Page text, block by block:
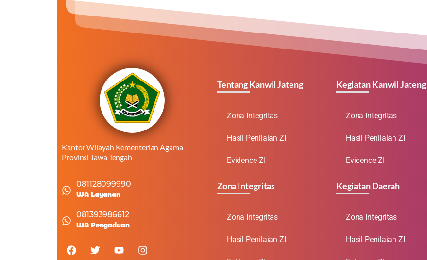
Kantor Wilayah Kementerian Agama
Provinsi Jawa Tengah
081128099990
WA Layanan
081393986612
WA Pengaduan
Tentang Kanwil Jateng
Zona Integritas
Hasil Penilaian ZI
Evidence ZI
Zona Integritas
Zona Integritas
Hasil Penilaian ZI
Kegiatan Kanwil Jateng
Zona Integritas
Hasil Penilaian ZI
Evidence ZI
Kegiatan Daerah
Zona Integritas
Hasil Penilaian ZI